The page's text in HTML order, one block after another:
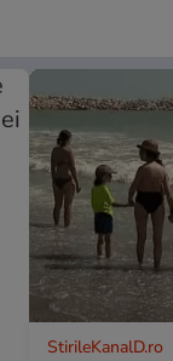
StirileKanalD.ro